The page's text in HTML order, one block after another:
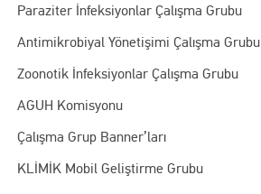
Paraziter İnfeksiyonlar Çalışma Grubu
Antimikrobiyal Yönetişimi Çalışma Grubu
Zoonotik İnfeksiyonlar Çalışma Grubu
AGUH Komisyonu
Çalışma Grup Banner’ları
KLİMİK Mobil Geliştirme Grubu